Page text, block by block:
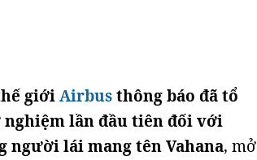
giớiAirbusthông báo đã tổ
lần đầu tiên đối với
người lái mang tên Vahana, mở